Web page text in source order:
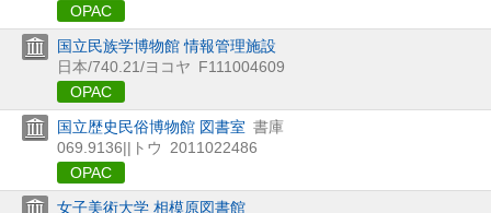
OPAC
国立民族学博物館 情報管理施設
日本/740.21/ヨコヤ F111004609
OPAC
国立歴史民俗博物館 図書室 書庫
069.9136||トウ
2011022486
OPAC
女子美術大学 相模原図書館